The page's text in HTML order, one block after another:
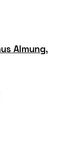
Almung,